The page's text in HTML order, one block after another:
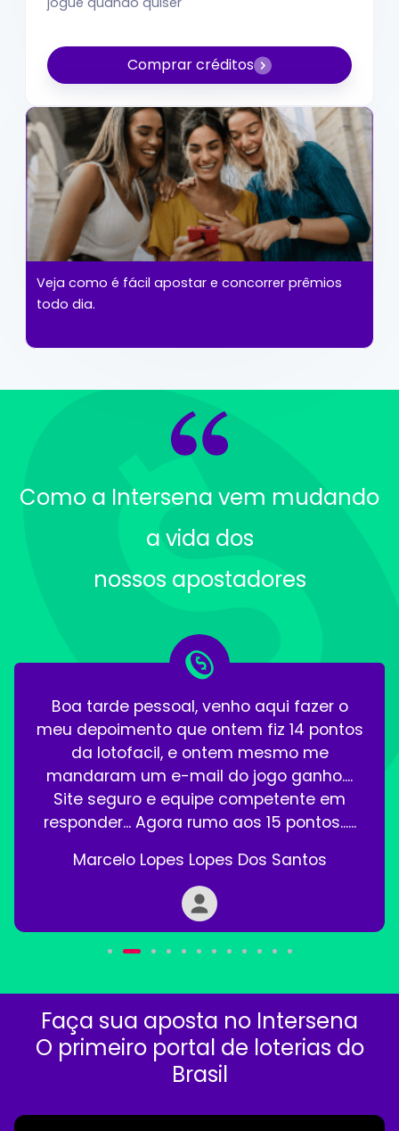
Comprar créditos
Veja como é fácil apostar e concorrer prêmios
todo dia.
Como a Intersena vem mudando
a vida dos
nossos apostadores
Boa tarde pessoal, venho aqui fazer o
meu depoimento que ontem fiz 14 pontos
da lotofacil, e ontem mesmo me
mandaram um e-mail do jogo ganho....
Site seguro e equipe competente em
responder... Agora rumo aos 15 pontos......
Marcelo Lopes Lopes Dos Santos
Faça sua aposta no Intersena
O primeiro portal de loterias do
Brasil